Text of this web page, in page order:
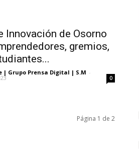
Innovación de Osorno
gremios,
| Grupo Prensa Digital | S.M -
0
Página 1 de 2